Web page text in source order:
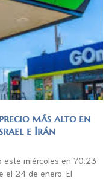
más alto en
e Irán
este miércoles en 70.23
el 24 de enero. El